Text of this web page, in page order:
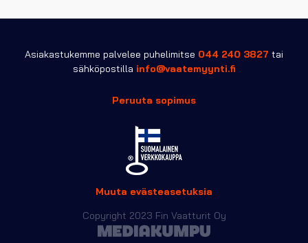
Asiakastukemme palvelee puhelimitse 044 240 3827 tai
sähköpostilla info@vaatemyynti.fi
Peruuta sopimus
Muuta evästeasetuksia
Copyright 2023 Fin Vaatturit Oy